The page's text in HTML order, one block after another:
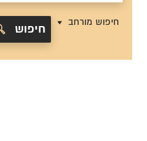
חיפוש מורחב
חיפוש